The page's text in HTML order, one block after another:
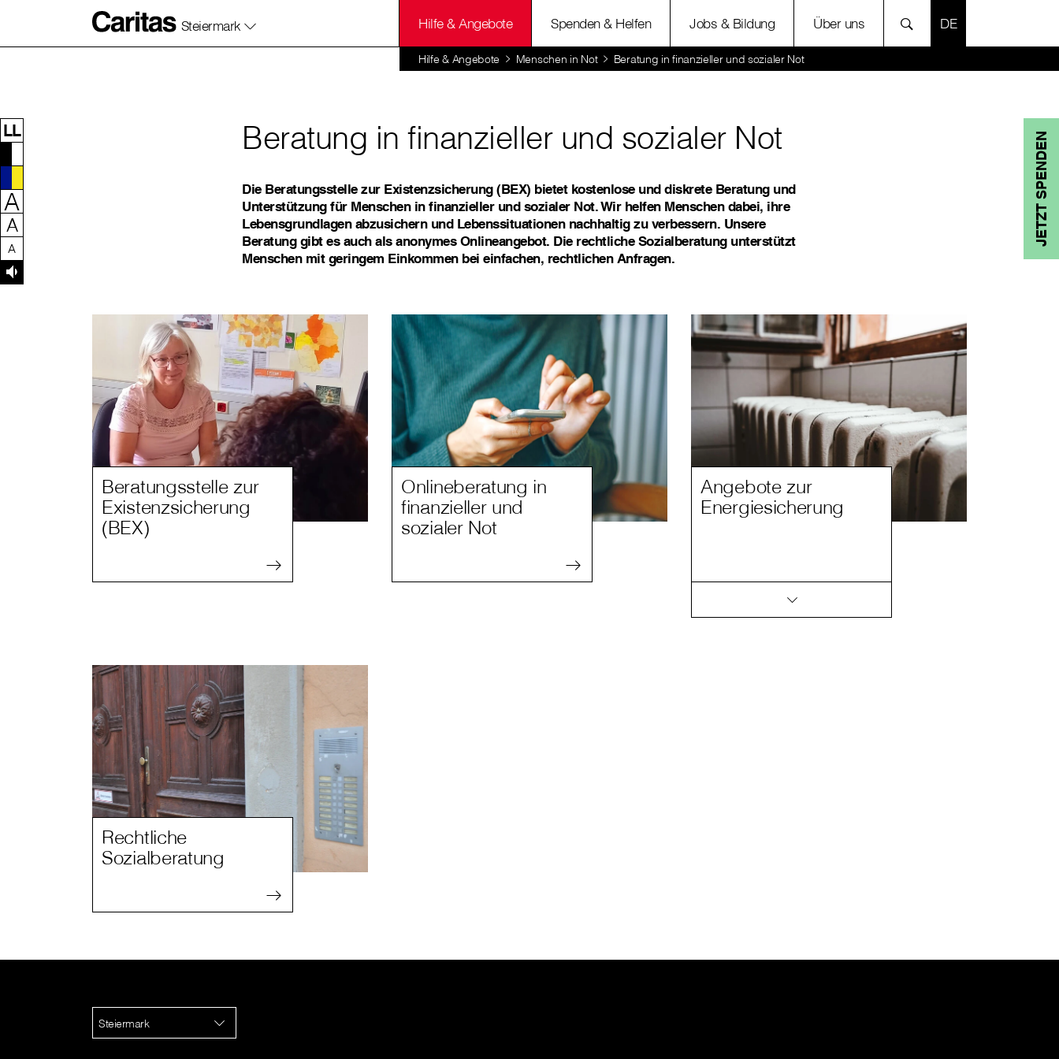
Zum Inhalt dieser Seite
Zur Navigation
Zum Footer dieser Seite
Steiermark Hilfe & Angebote Spenden & Helfen Jobs & Bildung Über uns SPRACHE
Hilfe & Angebote Menschen in Not Beratung in finanzieller und sozialer Not
JETZT SPENDEN
LL
A
A
A
Beratung in finanzieller und sozialer Not
Die Beratungsstelle zur Existenzsicherung (BEX) bietet kostenlose und diskrete Beratung und
Unterstützung für Menschen in finanzieller und sozialer Not. Wir helfen Menschen dabei, ihre
Lebensgrundlagen abzusichern und Lebenssituationen nachhaltig zu verbessern. Unsere
Beratung gibt es auch als anonymes Onlineangebot. Die rechtliche Sozialberatung unterstützt
Menschen mit geringem Einkommen bei einfachen, rechtlichen Anfragen.
Beratungsstelle zur
Existenzsicherung
(BEX)
Onlineberatung in
finanzieller und
sozialer Not
Angebote zur
Energiesicherung
Rechtliche
Sozialberatung
Steiermark